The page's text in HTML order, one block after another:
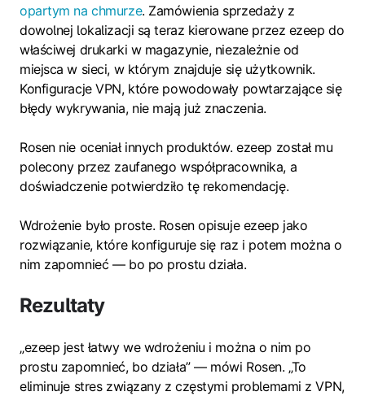
opartym na chmurze. Zamówienia sprzedaży z
dowolnej lokalizacji są teraz kierowane przez ezeep do
właściwej drukarki w magazynie, niezależnie od
miejsca w sieci, w którym znajduje się użytkownik.
Konfiguracje VPN, które powodowały powtarzające się
błędy wykrywania, nie mają już znaczenia.
Rosen nie oceniał innych produktów. ezeep został mu
polecony przez zaufanego współpracownika, a
doświadczenie potwierdziło tę rekomendację.
Wdrożenie było proste. Rosen opisuje ezeep jako
rozwiązanie, które konfiguruje się raz i potem można o
nim zapomnieć — bo po prostu działa.
Rezultaty
„ezeep jest łatwy we wdrożeniu i można o nim po
prostu zapomnieć, bo działa” — mówi Rosen. „To
eliminuje stres związany z częstymi problemami z VPN,